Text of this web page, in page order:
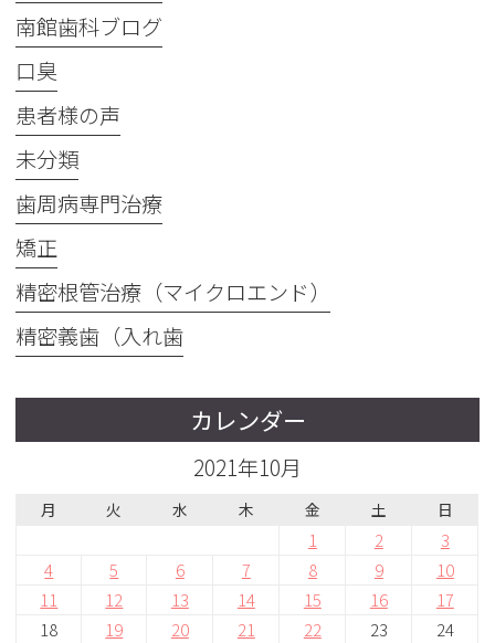
南館歯科ブログ
口臭
患者様の声
未分類
歯周病専門治療
矯正
精密根管治療（マイクロエンド）
精密義歯（入れ歯
カレンダー
2021年10月
月 火 水 木 金 土 日
1 2
3
4
5 6 7 8 9
10
11
12 13 14 15 16
17
18
19 20 21 22 23
24